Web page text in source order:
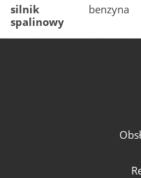
silnik
spalinowy
benzyna